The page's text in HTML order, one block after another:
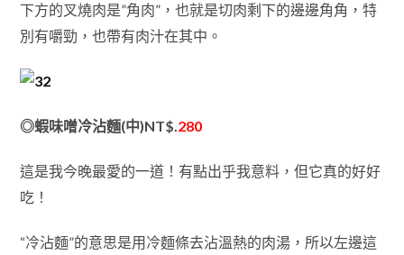
下方的叉燒肉是”角肉”，也就是切肉剩下的邊邊角角，特
別有嚼勁，也帶有肉汁在其中。
◎蝦味噌冷沾麵(中)NT$.280
這是我今晚最愛的一道！有點出乎我意料，但它真的好好
吃！
“冷沾麵”的意思是用冷麵條去沾溫熱的肉湯，所以左邊這